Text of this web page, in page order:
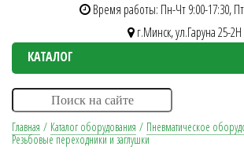
Время работы: Пн-Чт 9:00-17:30,
г.Минск, ул.Гаруна 25-2H
КАТАЛОГ
Главная / Каталог оборудования / Пневматическое
Резьбовые переходники и заглушки